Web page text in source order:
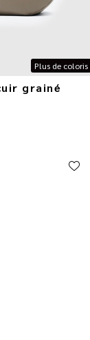
Plus de coloris
grainé